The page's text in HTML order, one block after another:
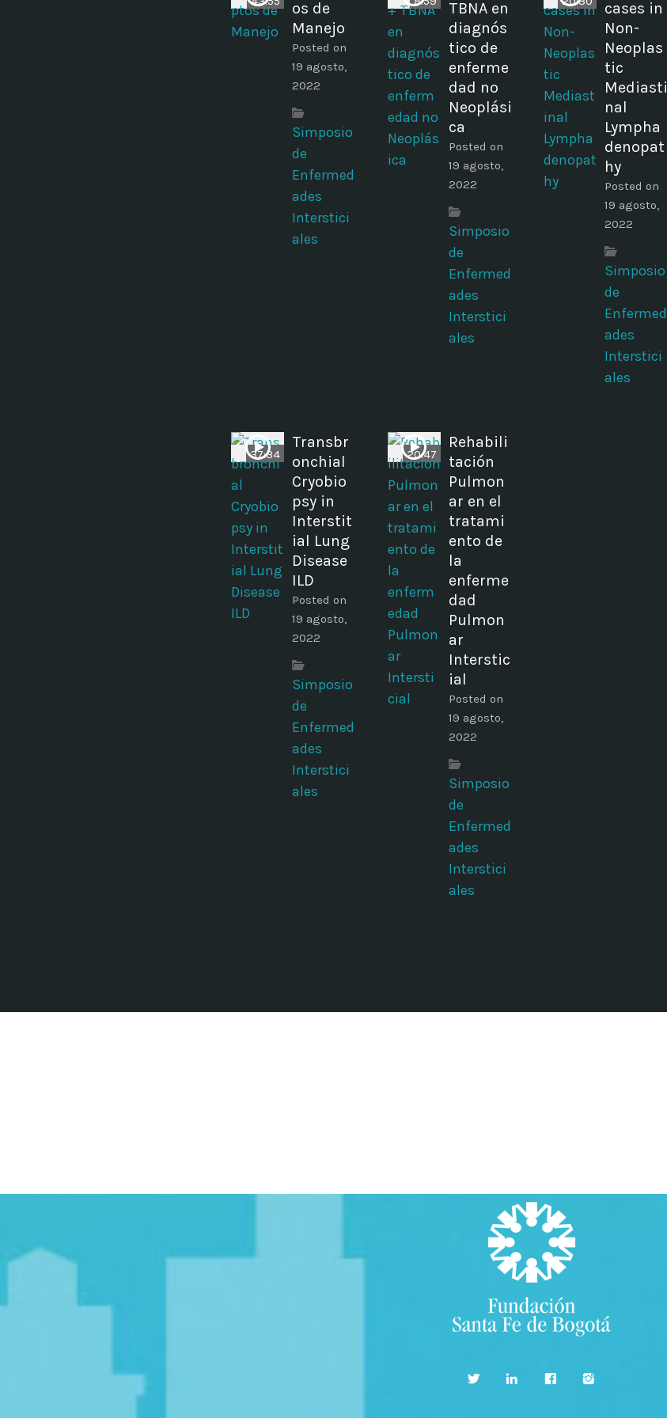
os de
Manejo
Posted on
19 agosto,
2022
Simposio
de
Enfermed
ades
Interstici
ales
TBNA en
diagnós
tico de
enferme
dad no
Neoplási
ca
Posted on
19 agosto,
2022
Simposio
de
Enfermed
ades
Interstici
ales
cases in
Non-
Neoplas
tic
Mediasti
nal
Lympha
denopat
hy
Posted on
19 agosto,
2022
Simposio
de
Enfermed
ades
Interstici
ales
37:34
Transbr
onchial
Cryobio
psy in
Interstit
ial Lung
Disease
ILD
Posted on
19 agosto,
2022
Simposio
de
Enfermed
ades
Interstici
ales
20:47
Rehabili
tación
Pulmon
ar en el
tratami
ento de
la
enferme
dad
Pulmon
ar
Interstic
ial
Posted on
19 agosto,
2022
Simposio
de
Enfermed
ades
Interstici
ales